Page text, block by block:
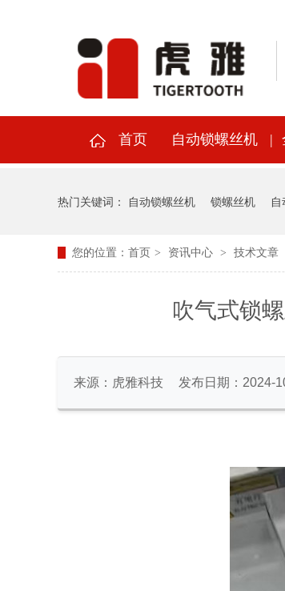
首页 自动锁螺丝机
热门关键词： 自动锁螺丝机 锁螺丝机
您的位置： 首页 > 资讯中心 > 技术文章
吹气式锁
来源：虎雅科技 发布日期：2024-